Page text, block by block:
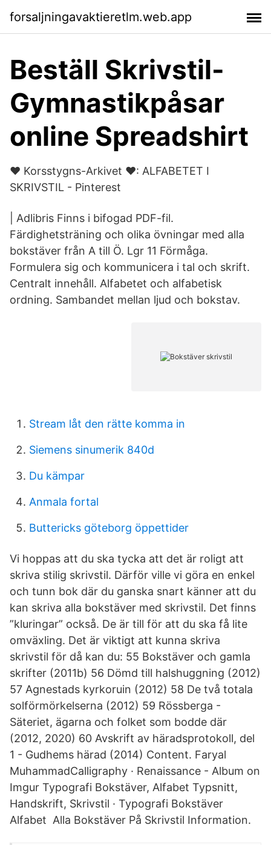
forsaljningavaktieretlm.web.app
Beställ Skrivstil-
Gymnastikpåsar
online Spreadshirt
♥ Korsstygns-Arkivet ♥: ALFABETET I
SKRIVSTIL - Pinterest
| Adlibris Finns i bifogad PDF-fil.
Färdighetsträning och olika övningar med alla
bokstäver från A till Ö. Lgr 11 Förmåga.
Formulera sig och kommunicera i tal och skrift.
Centralt innehåll. Alfabetet och alfabetisk
ordning. Sambandet mellan ljud och bokstav.
Stream låt den rätte komma in
Siemens sinumerik 840d
Du kämpar
Anmala fortal
Buttericks göteborg öppettider
Vi hoppas att du ska tycka att det är roligt att
skriva stilig skrivstil. Därför ville vi göra en enkel
och tunn bok där du ganska snart känner att du
kan skriva alla bokstäver med skrivstil. Det finns
”kluringar” också. De är till för att du ska få lite
omväxling. Det är viktigt att kunna skriva
skrivstil för då kan du: 55 Bokstäver och gamla
skrifter (2011b) 56 Dömd till halshuggning (2012)
57 Agnestads kyrkoruin (2012) 58 De två totala
solförmörkelserna (2012) 59 Rössberga -
Säteriet, ägarna och folket som bodde där
(2012, 2020) 60 Avskrift av häradsprotokoll, del
1 - Gudhems härad (2014) Content. Faryal
MuhammadCalligraphy · Renaissance - Album on
Imgur Typografi Bokstäver, Alfabet Typsnitt,
Handskrift, Skrivstil · Typografi Bokstäver
Alfabet Alla Bokstäver På Skrivstil Information.